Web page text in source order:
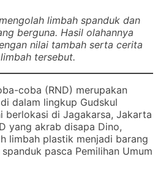
limbah spanduk dan
berguna. Hasil olahannya
nilai tambah serta cerita
tersebut.
coba (RND) merupakan
dalam lingkup Gudskul
berlokasi di Jagakarsa, Jakarta
yang akrab disapa Dino,
limbah plastik menjadi barang
pasca Pemilihan Umum